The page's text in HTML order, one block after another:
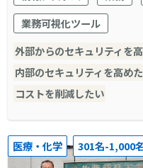
業務可視化ツール
外部からのセキュリティを
内部のセキュリティを高め
コストを削減したい
医療・化学 301名-1,000